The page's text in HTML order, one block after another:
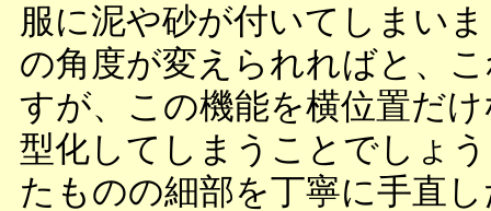
服に泥や砂が付いてしまい
の角度が変えられればと、
すが、この機能を横位置だ
型化してしまうことでしょ
たものの細部を丁寧に手直